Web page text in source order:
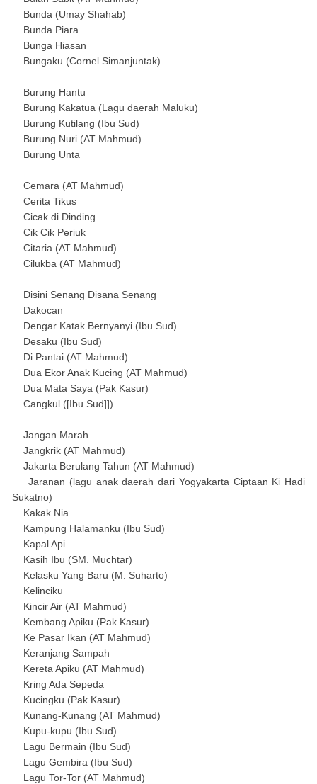
Bunda (Umay Shahab)
Bunda Piara
Bunga Hiasan
Bungaku (Cornel Simanjuntak)
Burung Hantu
Burung Kakatua (Lagu daerah Maluku)
Burung Kutilang (Ibu Sud)
Burung Nuri (AT Mahmud)
Burung Unta
Cemara (AT Mahmud)
Cerita Tikus
Cicak di Dinding
Cik Cik Periuk
Citaria (AT Mahmud)
Cilukba (AT Mahmud)
Disini Senang Disana Senang
Dakocan
Dengar Katak Bernyanyi (Ibu Sud)
Desaku (Ibu Sud)
Di Pantai (AT Mahmud)
Dua Ekor Anak Kucing (AT Mahmud)
Dua Mata Saya (Pak Kasur)
Cangkul ([Ibu Sud]])
Jangan Marah
Jangkrik (AT Mahmud)
Jakarta Berulang Tahun (AT Mahmud)
Jaranan (lagu anak daerah dari Yogyakarta Ciptaan Ki Hadi
Sukatno)
Kakak Nia
Kampung Halamanku (Ibu Sud)
Kapal Api
Kasih Ibu (SM. Muchtar)
Kelasku Yang Baru (M. Suharto)
Kelinciku
Kincir Air (AT Mahmud)
Kembang Apiku (Pak Kasur)
Ke Pasar Ikan (AT Mahmud)
Keranjang Sampah
Kereta Apiku (AT Mahmud)
Kring Ada Sepeda
Kucingku (Pak Kasur)
Kunang-Kunang (AT Mahmud)
Kupu-kupu (Ibu Sud)
Lagu Bermain (Ibu Sud)
Lagu Gembira (Ibu Sud)
Lagu Tor-Tor (AT Mahmud)